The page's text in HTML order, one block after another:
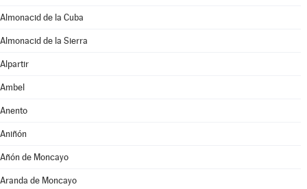
Almonacid de la Cuba
Almonacid de la Sierra
Alpartir
Ambel
Anento
Aniñón
Añón de Moncayo
Aranda de Moncayo